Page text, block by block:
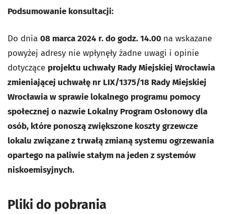
Podsumowanie konsultacji:
Do dnia 08 marca 2024 r. do godz. 14.00 na wskazane
powyżej adresy nie wpłynęły żadne uwagi i opinie
dotyczące projektu uchwały Rady Miejskiej Wrocławia
zmieniającej uchwałę nr LIX/1375/18 Rady Miejskiej
Wrocławia w sprawie lokalnego programu pomocy
społecznej o nazwie Lokalny Program Osłonowy dla
osób, które ponoszą zwiększone koszty grzewcze
lokalu związane z trwałą zmianą systemu ogrzewania
opartego na paliwie stałym na jeden z systemów
niskoemisyjnych.
Pliki do pobrania